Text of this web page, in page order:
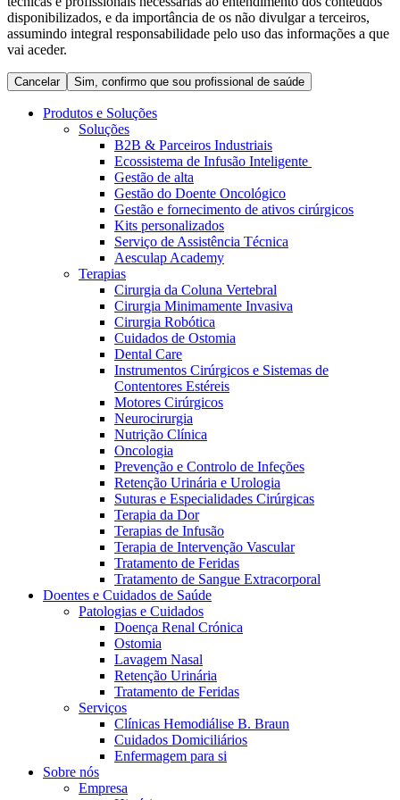
Terapias
Catálogo de Produtos
Encontre o produto que procura. Visite o catálogo de produtos
da B. Braun com o nosso portfólio completo.
Coordenamos os seus cuidados médicos quando recebe alta
do hospital. Para mais informações, visite a nossa página de
cuidados domiciliários.
Contactos
Centro de Inovação
Vamos impulsionar juntos a inovação na tecnologia médica.
Saiba mais sobre o nosso centro de inovação e apresente a sua
Em diálogo com a B. Braun. Entre em contacto connosco
disponibilizados, e da importância de os não divulgar a terceiros,
assumindo integral responsabilidade pelo uso das informações a que
vai aceder.
Cancelar Sim, confirmo que sou profissional de saúde
Produtos e Soluções
Soluções
B2B & Parceiros Industriais
Ecossistema de Infusão Inteligente
Gestão de alta
Gestão do Doente Oncológico
Gestão e fornecimento de ativos cirúrgicos
Kits personalizados
Serviço de Assistência Técnica
Aesculap Academy
Terapias
Cirurgia da Coluna Vertebral
Cirurgia Minimamente Invasiva
Cirurgia Robótica
Cuidados de Ostomia
Dental Care
Instrumentos Cirúrgicos e Sistemas de
Contentores Estéreis
Motores Cirúrgicos
Neurocirurgia
Nutrição Clínica
Oncologia
Prevenção e Controlo de Infeções
Retenção Urinária e Urologia
Suturas e Especialidades Cirúrgicas
Terapia da Dor
Terapias de Infusão
Terapia de Intervenção Vascular
Tratamento de Feridas
Tratamento de Sangue Extracorporal
Doentes e Cuidados de Saúde
Patologias e Cuidados
Doença Renal Crónica
Ostomia
Lavagem Nasal
Retenção Urinária
Tratamento de Feridas
Serviços
Clínicas Hemodiálise B. Braun
Cuidados Domiciliários
Enfermagem para si
Sobre nós
Empresa